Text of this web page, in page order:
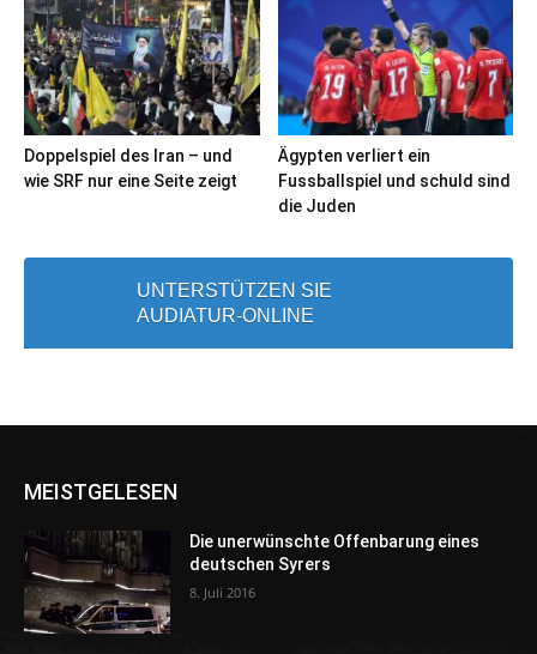
Doppelspiel des Iran – und
wie SRF nur eine Seite zeigt
Ägypten verliert ein
Fussballspiel und schuld sind
die Juden
UNTERSTÜTZEN SIE
AUDIATUR-ONLINE
MEISTGELESEN
Die unerwünschte Offenbarung eines
deutschen Syrers
8. Juli 2016